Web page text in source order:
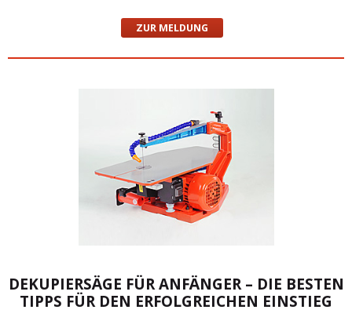
ZUR MELDUNG
DEKUPIERSÄGE FÜR ANFÄNGER – DIE BESTEN
TIPPS FÜR DEN ERFOLGREICHEN EINSTIEG